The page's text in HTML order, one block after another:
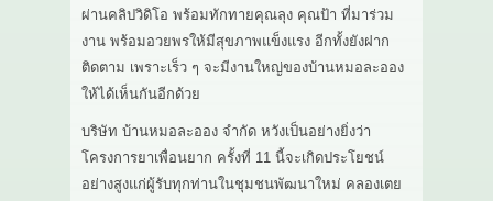
ผ่านคลิปวิดิโอ พร้อมทักทายคุณลุง คุณป้า ที่มาร่วม
งาน พร้อมอวยพรให้มีสุขภาพแข็งแรง อีกทั้งยังฝาก
ติดตาม เพราะเร็ว ๆ จะมีงานใหญ่ของบ้านหมอละออง
ให้ได้เห็นกันอีกด้วย
บริษัท บ้านหมอละออง จำกัด หวังเป็นอย่างยิ่งว่า
โครงการยาเพื่อนยาก ครั้งที่ 11 นี้จะเกิดประโยชน์
อย่างสูงแก่ผู้รับทุกท่านในชุมชนพัฒนาใหม่ คลองเตย